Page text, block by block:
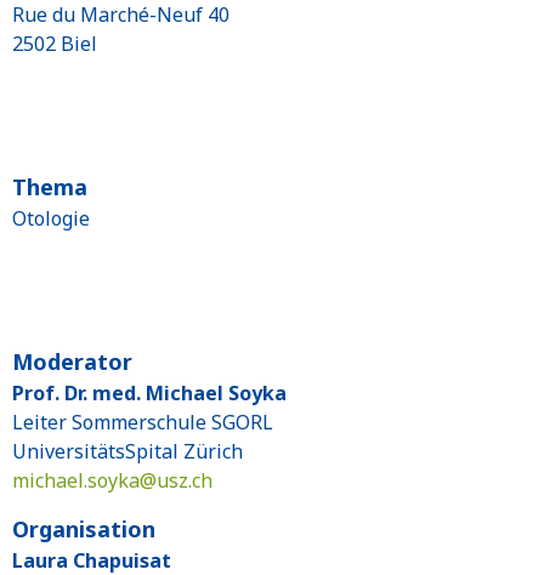
Rue du Marché-Neuf 40
2502 Biel
Thema
Otologie
Moderator
Prof. Dr. med. Michael Soyka
Leiter Sommerschule SGORL
UniversitätsSpital Zürich
michael.soyka@usz.ch
Organisation
Laura Chapuisat